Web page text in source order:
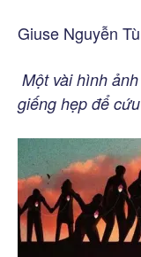
Giuse Nguyễn
Một vài hình
giếng hẹp để